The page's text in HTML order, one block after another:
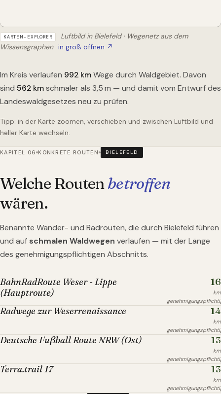
KARTEN-EXPLORER
Luftbild in Bielefeld · Wegenetz aus dem
Wissensgraphen in groß öffnen ↗
Im Kreis verlaufen 992 kmWege durch Waldgebiet. Davon
sind 562 kmschmaler als 3,5 m — und damit vom Entwurf des
Landeswaldgesetzes neu zu prüfen.
Tipp: in der Karte zoomen, verschieben und zwischen Luftbild und
heller Karte wechseln.
KAPITEL 06 KONKRETE ROUTEN BIELEFELD
Welche Routenbetroffen
wären.
Benannte Wander- und Radrouten, die durch Bielefeld führen
und auf schmalen Waldwegen verlaufen — mit der Länge
des genehmigungspflichtigen Abschnitts.
BahnRadRoute Weser - Lippe
(Hauptroute)
16
km
Radwege zur Weserrenaissance 14
km
Deutsche Fußball Route NRW (Ost) 13
km
Terra.trail 17 13
km